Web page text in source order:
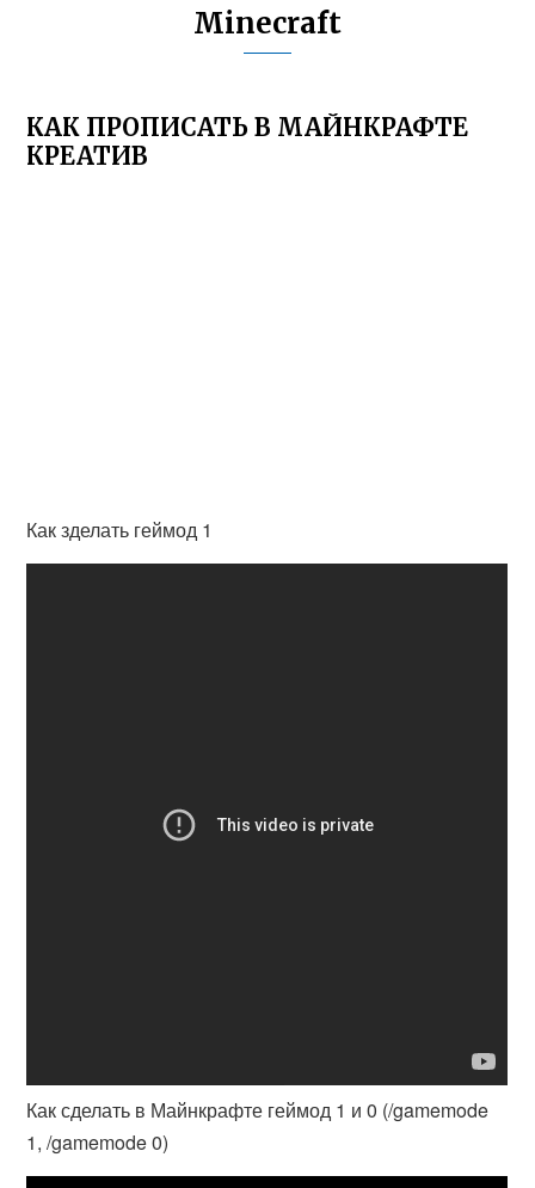
Minecraft
КАК ПРОПИСАТЬ В МАЙНКРАФТЕ
КРЕАТИВ
Как зделать геймод 1
Как сделать в Майнкрафте геймод 1 и 0 (/gamemode
1, /gamemode 0)